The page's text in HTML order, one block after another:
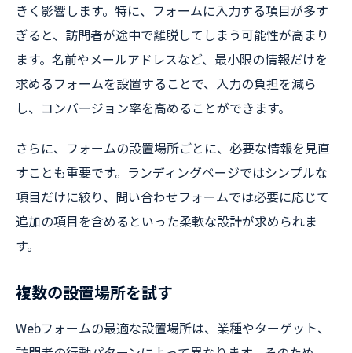
きく影響します。特に、フォームに入力する項目が多す
ぎると、訪問者が途中で離脱してしまう可能性が高まり
ます。名前やメールアドレスなど、最小限の情報だけを
求めるフォームを設置することで、入力の負担を減ら
し、コンバージョン率を高めることができます。
さらに、フォームの設置場所ごとに、必要な情報を見直
すことも重要です。ランディングページではシンプルな
項目だけに絞り、問い合わせフォームでは必要に応じて
追加の項目を含めるといった柔軟な設計が求められま
す。
複数の設置場所を試す
Webフォームの最適な設置場所は、業種やターゲット、